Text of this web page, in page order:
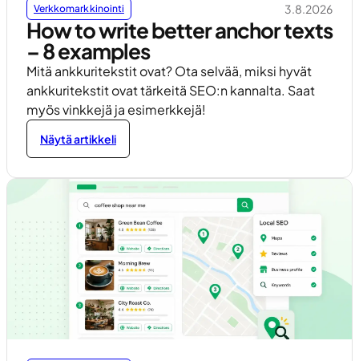
Verkkomarkkinointi 3.8.2026
How to write better anchor texts
– 8 examples
Mitä ankkuritekstit ovat? Ota selvää, miksi hyvät
ankkuritekstit ovat tärkeitä SEO:n kannalta. Saat
myös vinkkejä ja esimerkkejä!
Näytä artikkeli